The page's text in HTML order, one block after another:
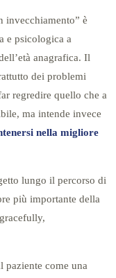
invecchiamento” è
e psicologica a
anagrafica. Il
dei problemi
regredire quello che a
ma intende invece
nella migliore
lungo il percorso di
più importante della
paziente come una